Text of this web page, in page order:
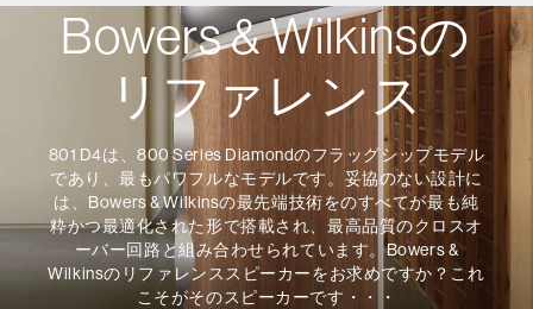
Bowers & Wilkinsの
リファレンス
801 D4は、800 Series Diamondのフラッグシップモデル
であり、最もパワフルなモデルです。妥協のない設計に
は、Bowers & Wilkinsの最先端技術をのすべてが最も純
粋かつ最適化された形で搭載され、最高品質のクロスオ
ーバー回路と組み合わせられています。Bowers &
Wilkinsのリファレンススピーカーをお求めですか？これ
こそがそのスピーカーです・・・